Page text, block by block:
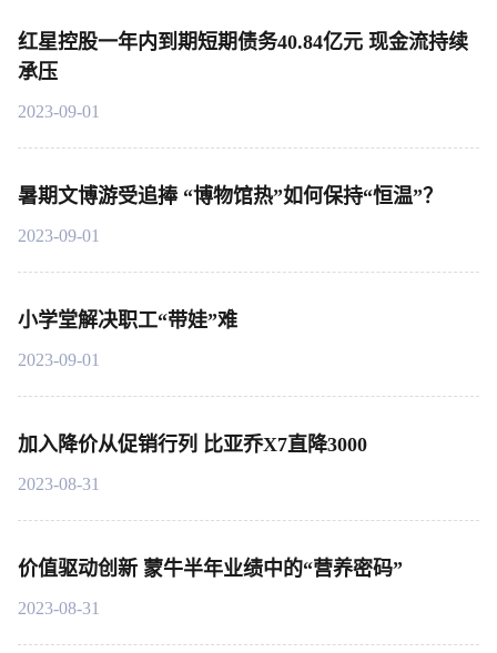
红星控股一年内到期短期债务40.84亿元 现金流持续
承压
2023-09-01
暑期文博游受追捧 “博物馆热”如何保持“恒温”？
2023-09-01
小学堂解决职工“带娃”难
2023-09-01
加入降价从促销行列 比亚乔X7直降3000
2023-08-31
价值驱动创新 蒙牛半年业绩中的“营养密码”
2023-08-31